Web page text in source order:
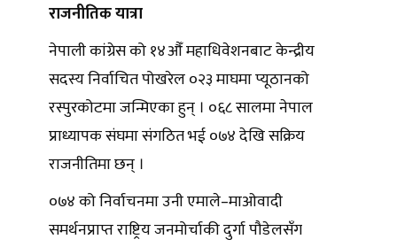
राजनीतिक यात्रा
नेपाली कांग्रेस को १४औँ महाधिवेशनबाट केन्द्रीय
सदस्य निर्वाचित पोखरेल ०२३ माघमा प्यूठानको
रस्पुरकोटमा जन्मिएका हुन् । ०६८ सालमा नेपाल
प्राध्यापक संघमा संगठित भई ०७४ देखि सक्रिय
राजनीतिमा छन् ।
०७४ को निर्वाचनमा उनी एमाले–माओवादी
समर्थनप्राप्त राष्ट्रिय जनमोर्चाकी दुर्गा पौडेलसँग